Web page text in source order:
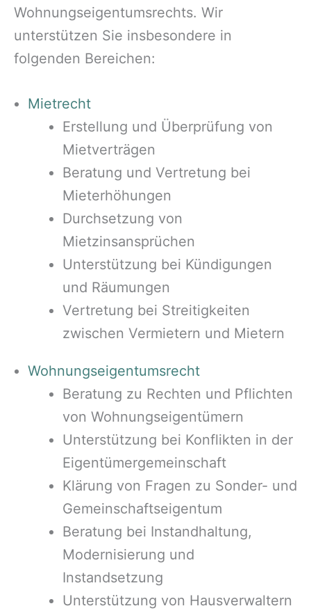
Wohnungseigentumsrechts. Wir
unterstützen Sie insbesondere in
folgenden Bereichen:
Mietrecht
Erstellung und Überprüfung von
Mietverträgen
Beratung und Vertretung bei
Mieterhöhungen
Durchsetzung von
Mietzinsansprüchen
Unterstützung bei Kündigungen
und Räumungen
Vertretung bei Streitigkeiten
zwischen Vermietern und Mietern
Wohnungseigentumsrecht
Beratung zu Rechten und Pflichten
von Wohnungseigentümern
Unterstützung bei Konflikten in der
Eigentümergemeinschaft
Klärung von Fragen zu Sonder- und
Gemeinschaftseigentum
Beratung bei Instandhaltung,
Modernisierung und
Instandsetzung
Unterstützung von Hausverwaltern